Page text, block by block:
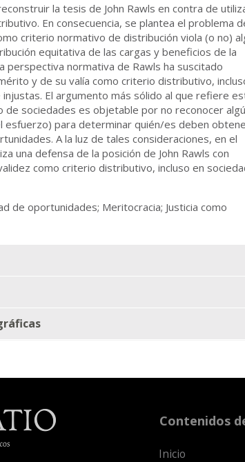
la tesis de John Rawls en contra de
En consecuencia, se plantea el problema
criterio normativo de distribución viola (o no)
equitativa de las cargas y beneficios de la
perspectiva normativa de Rawls ha suscitado
y de su valía como criterio distributivo,
El argumento más sólido al que refiere
de sociedades es objetable por no reconocer
esfuerzo) para determinar quién/es deben
A la luz de tales consideraciones, en el
una defensa de la posición de John Rawls con
como criterio distributivo, incluso en
de oportunidades; Meritocracia; Justicia como
Contenidos
Inicio